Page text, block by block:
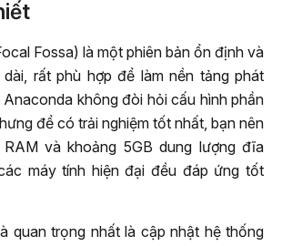
Fossa) là một phiên bản ổn định và
rất phù hợp để làm nền tảng phát
Anaconda không đòi hỏi cấu hình phần
để có trải nghiệm tốt nhất, bạn nên
và khoảng 5GB dung lượng đĩa
máy tính hiện đại đều đáp ứng tốt
quan trọng nhất là cập nhật hệ thống